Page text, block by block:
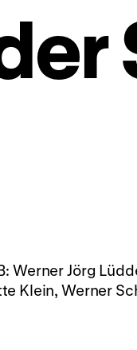
Werner Jörg
Klein, Werner